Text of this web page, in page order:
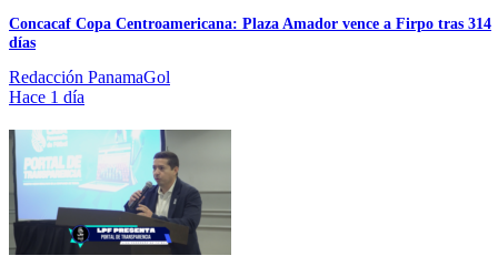
Concacaf Copa Centroamericana: Plaza Amador vence a Firpo tras 314
días
Redacción PanamaGol
Hace 1 día